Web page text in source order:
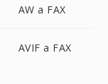
AW a FAX
AVIF a FAX